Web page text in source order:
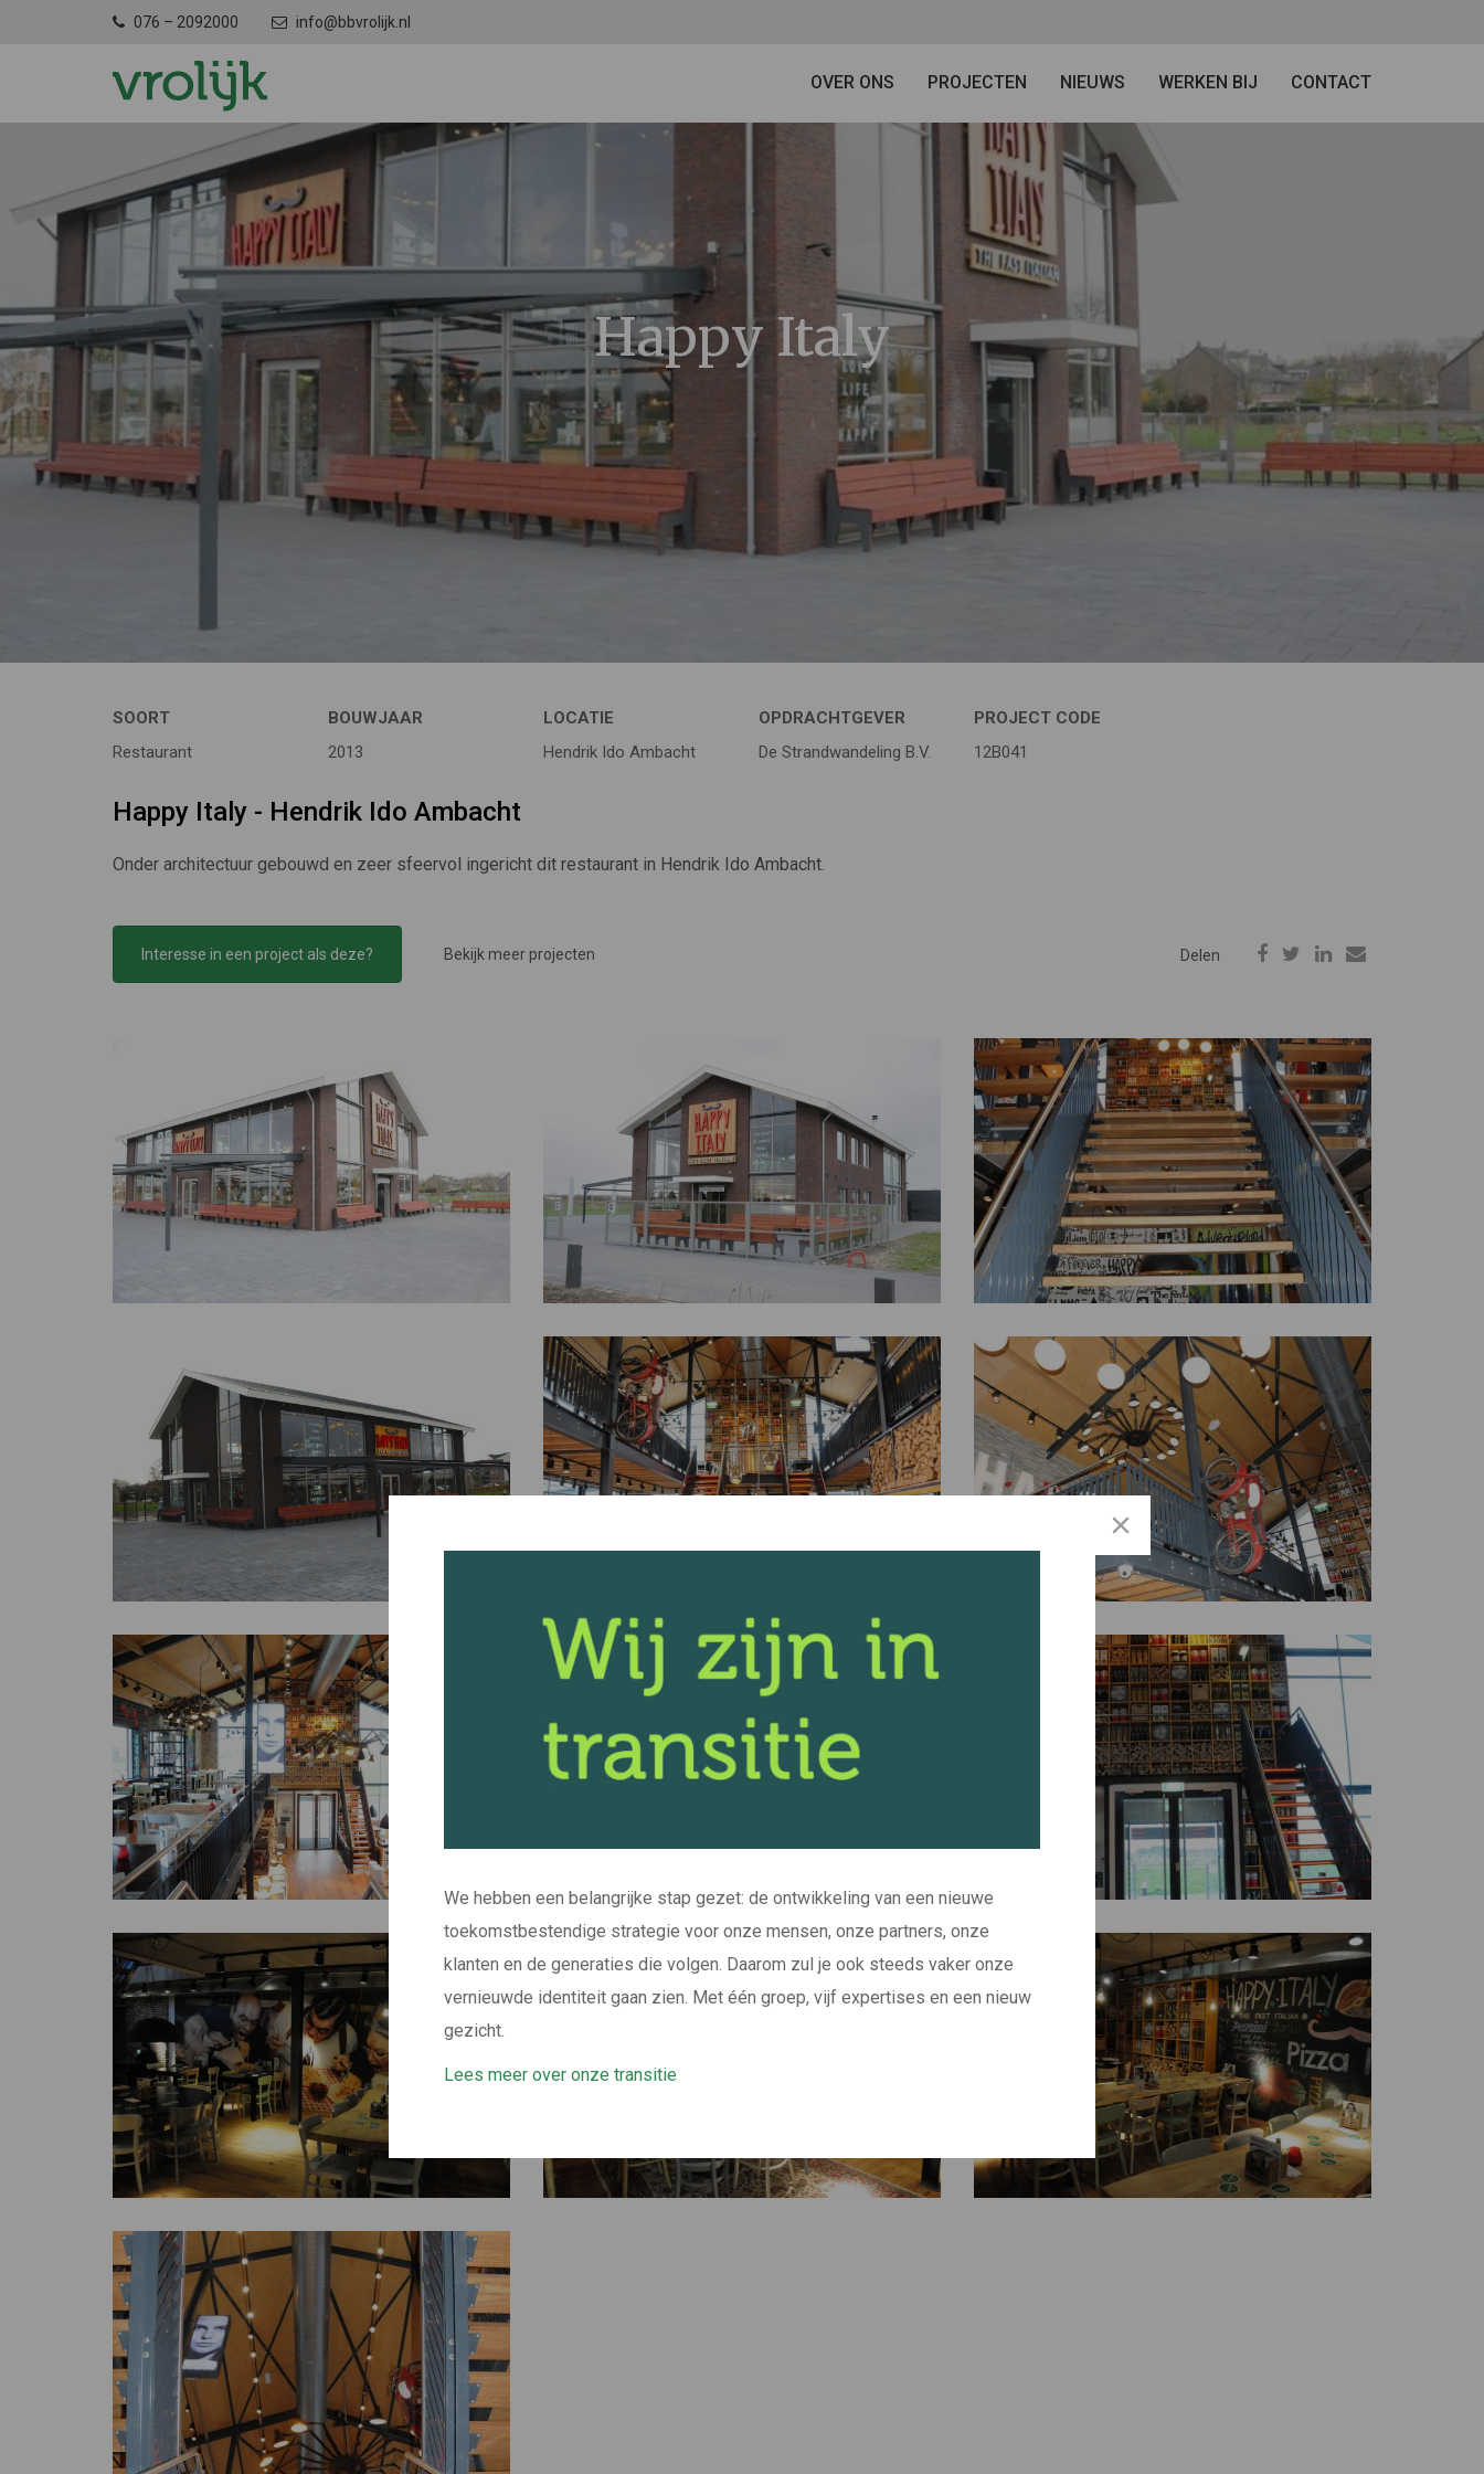
076 – 2092000 info@bbvrolijk.nl
OVER ONS PROJECTEN NIEUWS WERKEN BIJ CONTACT
Happy Italy
SOORT
Restaurant
BOUWJAAR
2013
LOCATIE
Hendrik Ido Ambacht
OPDRACHTGEVER
De Strandwandeling B.V.
PROJECT CODE
12B041
Happy Italy - Hendrik Ido Ambacht
Onder architectuur gebouwd en zeer sfeervol ingericht dit restaurant in Hendrik Ido Ambacht.
Interesse in een project als deze? Bekijk meer projecten Delen
We hebben een belangrijke stap gezet: de ontwikkeling van een nieuwe
toekomstbestendige strategie voor onze mensen, onze partners, onze
klanten en de generaties die volgen. Daarom zul je ook steeds vaker onze
vernieuwde identiteit gaan zien. Met één groep, vijf expertises en een nieuw
gezicht.
Lees meer over onze transitie